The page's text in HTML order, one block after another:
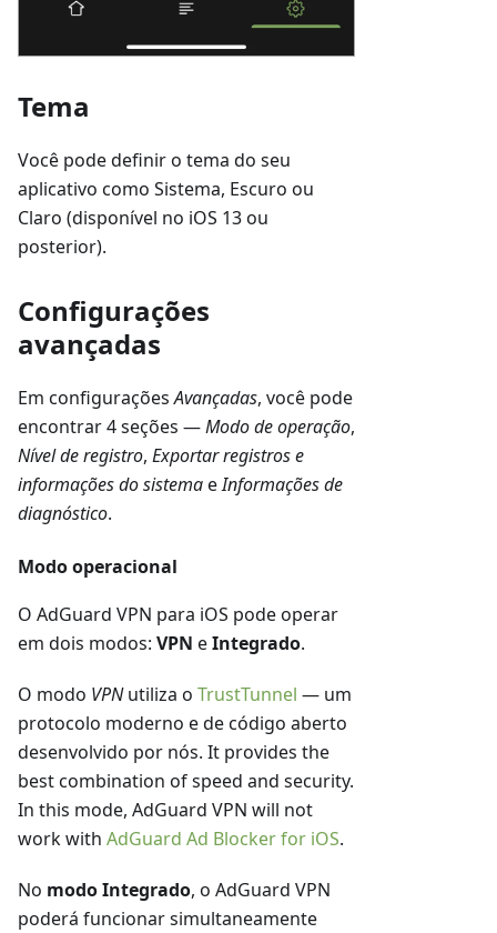
Tema
Você pode definir o tema do seu
aplicativo como Sistema, Escuro ou
Claro (disponível no iOS 13 ou
posterior).
Configurações
avançadas
Em configuraçõesAvançadas, você pode
encontrar 4 seções —Modo de operação,
Nível de registro, Exportar registros e
informações do sistemaeInformações de
diagnóstico.
Modo operacional
O AdGuard VPN para iOS pode operar
em dois modos: VPN eIntegrado.
O modo VPNutiliza o TrustTunnel — um
protocolo moderno e de código aberto
desenvolvido por nós. It provides the
best combination of speed and security.
In this mode, AdGuard VPN will not
work with AdGuard Ad Blocker for iOS.
No modo Integrado, o AdGuard VPN
poderá funcionar simultaneamente